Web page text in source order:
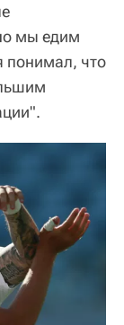
мы едим
понимал, что